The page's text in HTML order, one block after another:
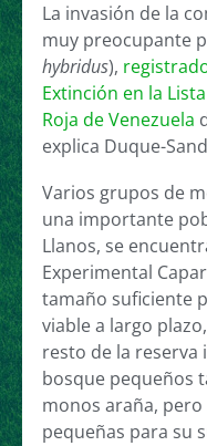
La invasión de la
muy preocupante
hybridus),
Extinción en la
Roja de Venezuela
explica Duque-
Varios grupos de
una importante
Llanos, se
Experimental
tamaño suficiente
viable a largo
resto de la reserva
bosque pequeños
monos araña,
pequeñas para su